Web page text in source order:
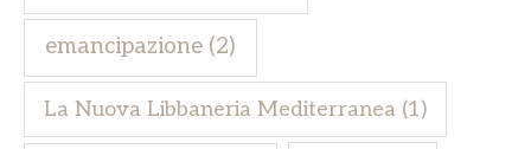
emancipazione (2)
La Nuova Libbaneria Mediterranea (1)